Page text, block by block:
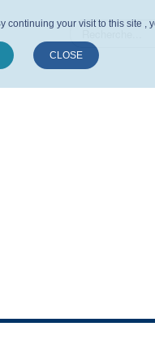
your visit to this site ,
CLOSE